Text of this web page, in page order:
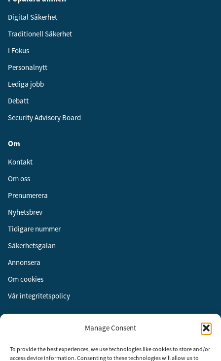
Manage Consent
To provide the best experiences, we use technologies like cookies to store and/or
access device information. Consenting to these technologies will allow us to
Digital Säkerhet
Traditionell Säkerhet
I Fokus
Personalnytt
Lediga jobb
Debatt
Security Advisory Board
Om
Kontakt
Om oss
Prenumerera
Nyhetsbrev
Tidigare nummer
Säkerhetsgalan
Annonsera
Om cookies
Vår integritetspolicy
Instagram